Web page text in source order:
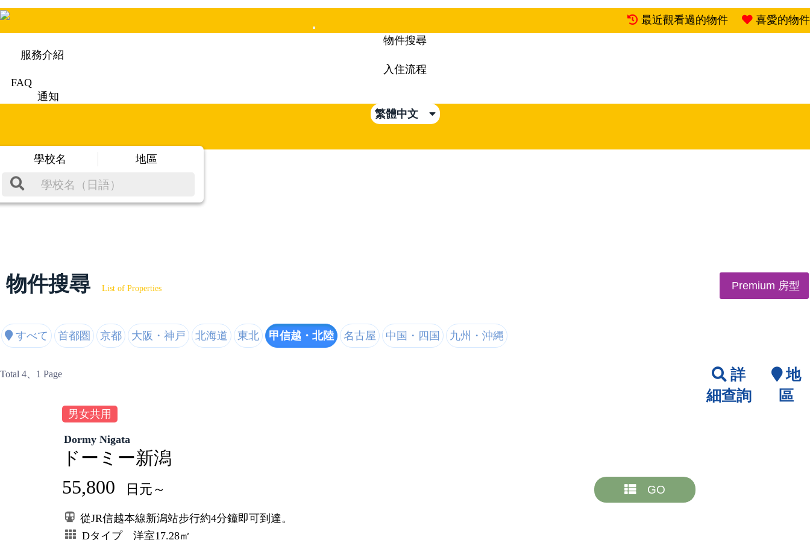
最近觀看過的物件
喜愛的物件
Mobile
物件搜尋
服務介紹
入住流程
FAQ
通知
繁體中文
學校名 地區
物件搜尋 List of Properties Premium 房型
すべて 首都圏 京都 大阪・神戸 北海道 東北 甲信越・北陸 名古屋 中国・四国 九州・沖縄
Total 4、1 Page
詳
細查詢
地
區
男女共用
Dormy Nigata
ドーミー新潟
55,800 日元～ GO
從JR信越本線新潟站步行約4分鐘即可到達。
Dタイプ 洋室17.28㎡